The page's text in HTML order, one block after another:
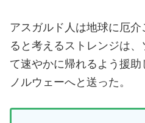
アスガルド人は地球に厄
ると考えるストレンジは
て速やかに帰れるよう援
ノルウェーへと送った。